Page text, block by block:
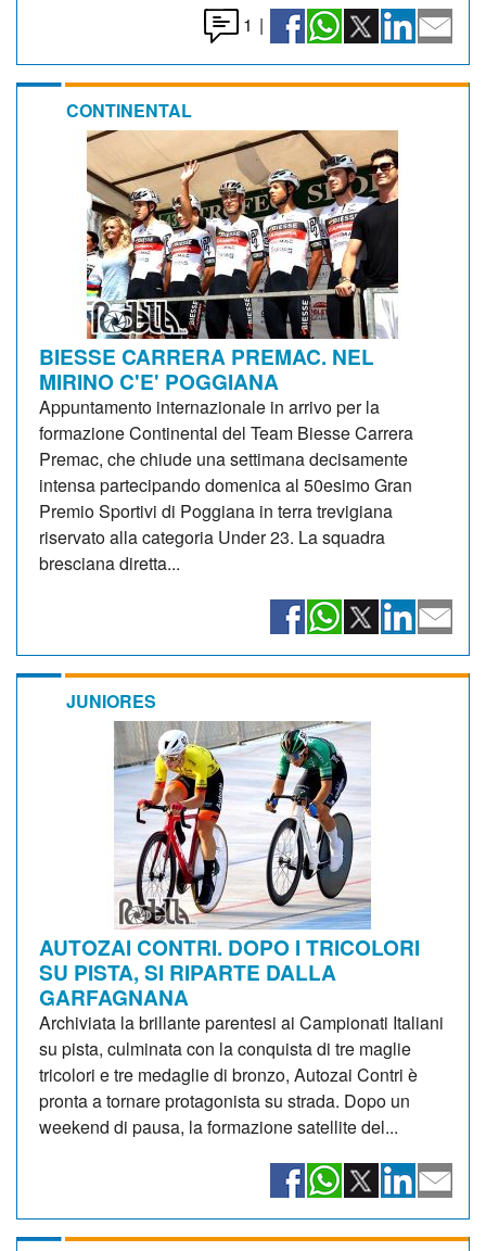
1 |
CONTINENTAL
BIESSE CARRERA PREMAC. NEL
MIRINO C'E' POGGIANA
Appuntamento internazionale in arrivo per la
formazione Continental del Team Biesse Carrera
Premac, che chiude una settimana decisamente
intensa partecipando domenica al 50esimo Gran
Premio Sportivi di Poggiana in terra trevigiana
riservato alla categoria Under 23. La squadra
bresciana diretta...
JUNIORES
AUTOZAI CONTRI. DOPO I TRICOLORI
SU PISTA, SI RIPARTE DALLA
GARFAGNANA
Archiviata la brillante parentesi ai Campionati Italiani
su pista, culminata con la conquista di tre maglie
tricolori e tre medaglie di bronzo, Autozai Contri è
pronta a tornare protagonista su strada. Dopo un
weekend di pausa, la formazione satellite del...